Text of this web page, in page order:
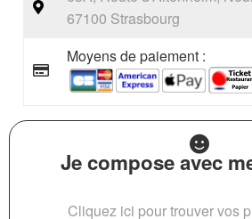
67100 Strasbourg
Moyens de paiement :
Je compose avec
Cliquez ici pour trouver vos